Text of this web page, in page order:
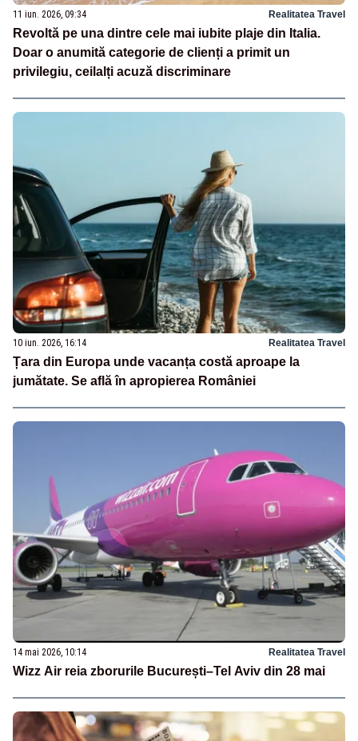
11 iun. 2026, 09:34 Realitatea Travel
Revoltă pe una dintre cele mai iubite plaje din Italia.
Doar o anumită categorie de clienți a primit un
privilegiu, ceilalți acuză discriminare
10 iun. 2026, 16:14 Realitatea Travel
Țara din Europa unde vacanța costă aproape la
jumătate. Se află în apropierea României
14 mai 2026, 10:14 Realitatea Travel
Wizz Air reia zborurile București–Tel Aviv din 28 mai